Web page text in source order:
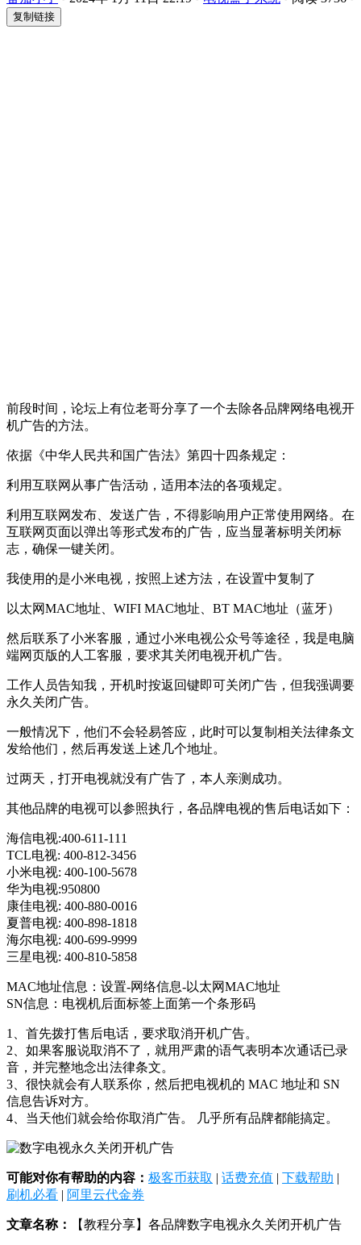
复制链接
前段时间，论坛上有位老哥分享了一个去除各品牌网络电视开
机广告的方法。
依据《中华人民共和国广告法》第四十四条规定：
利用互联网从事广告活动，适用本法的各项规定。
利用互联网发布、发送广告，不得影响用户正常使用网络。在
互联网页面以弹出等形式发布的广告，应当显著标明关闭标
志，确保一键关闭。
我使用的是小米电视，按照上述方法，在设置中复制了
以太网MAC地址、WIFI MAC地址、BT MAC地址（蓝牙）
然后联系了小米客服，通过小米电视公众号等途径，我是电脑
端网页版的人工客服，要求其关闭电视开机广告。
工作人员告知我，开机时按返回键即可关闭广告，但我强调要
永久关闭广告。
一般情况下，他们不会轻易答应，此时可以复制相关法律条文
发给他们，然后再发送上述几个地址。
过两天，打开电视就没有广告了，本人亲测成功。
其他品牌的电视可以参照执行，各品牌电视的售后电话如下：
海信电视:400-611-111
TCL电视: 400-812-3456
小米电视: 400-100-5678
华为电视:950800
康佳电视: 400-880-0016
夏普电视: 400-898-1818
海尔电视: 400-699-9999
三星电视: 400-810-5858
MAC地址信息：设置-网络信息-以太网MAC地址
SN信息：电视机后面标签上面第一个条形码
1、首先拨打售后电话，要求取消开机广告。
2、如果客服说取消不了，就用严肃的语气表明本次通话已录
音，并完整地念出法律条文。
3、很快就会有人联系你，然后把电视机的 MAC 地址和 SN
信息告诉对方。
4、当天他们就会给你取消广告。 几乎所有品牌都能搞定。
可能对你有帮助的内容： 极客币获取 | 话费充值 | 下载帮助 |
刷机必看 | 阿里云代金券
文章名称： 【教程分享】各品牌数字电视永久关闭开机广告